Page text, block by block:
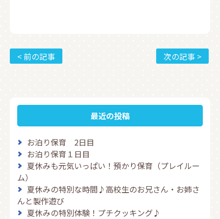
< 前の記事 次の記事 >
最近の投稿
お泊り保育 2日目
お泊り保育１日目
夏休みも元気いっぱい！預かり保育（プレイルー
ム）
夏休みの特別な時間♪高校生のお兄さん・お姉さ
んと製作遊び
夏休みの特別体験！プチクッキング♪